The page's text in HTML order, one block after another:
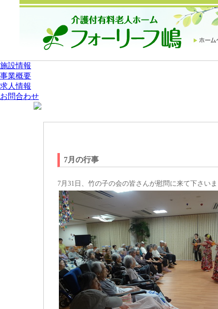
施設情報
事業概要
求人情報
お問合わせ
7月の行事
7月31日、竹の子の会の皆さんが慰問に来て下さい